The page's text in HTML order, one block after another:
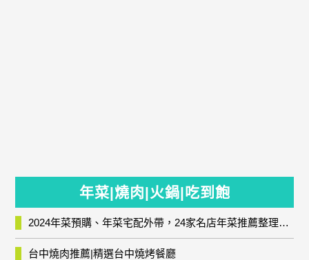
年菜|燒肉|火鍋|吃到飽
2024年菜預購、年菜宅配外帶，24家名店年菜推薦整理，圍爐輕鬆上菜團圓趣
台中燒肉推薦|精選台中燒烤餐廳